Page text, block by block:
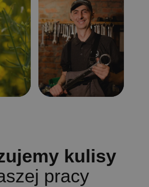
kulisy
pracy